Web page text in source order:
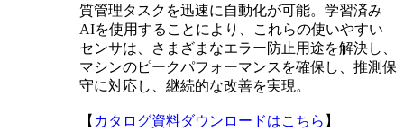
質管理タスクを迅速に自動化が可能。学習済み
AIを使用することにより、これらの使いやすい
センサは、さまざまなエラー防止用途を解決し、
マシンのピークパフォーマンスを確保し、推測保
守に対応し、継続的な改善を実現。
【 カタログ資料ダウンロードはこちら 】